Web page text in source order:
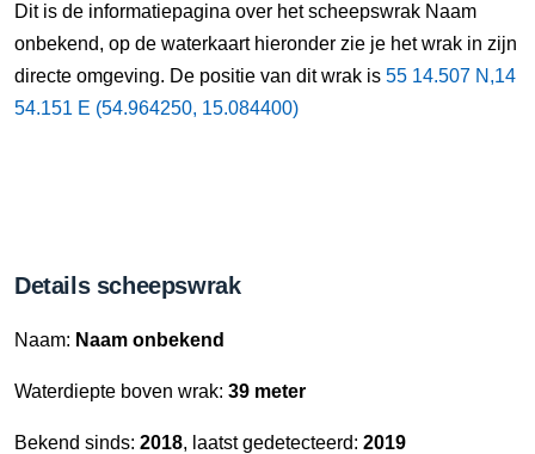
Dit is de informatiepagina over het scheepswrak Naam
onbekend, op de waterkaart hieronder zie je het wrak in zijn
directe omgeving. De positie van dit wrak is 55 14.507 N,14
54.151 E (54.964250, 15.084400)
Details scheepswrak
Naam: Naam onbekend
Waterdiepte boven wrak: 39 meter
Bekend sinds: 2018, laatst gedetecteerd: 2019